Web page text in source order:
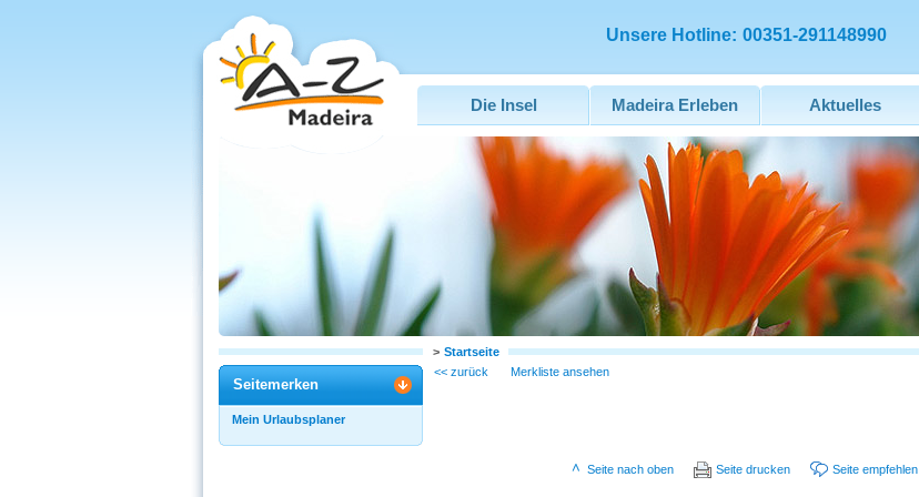
Unsere Hotline: 00351-291148990
Die Insel Madeira Erleben Aktuelles
> Startseite
Seitemerken
Mein Urlaubsplaner
<< zurück
Merkliste ansehen
Seite nach oben Seite drucken Seite empfehlen